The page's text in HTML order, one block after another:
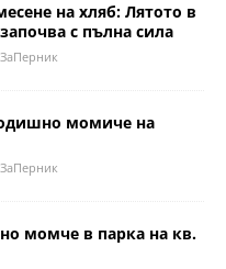
на хляб: Лятото в
с пълна сила
момиче на
момче в парка на кв.